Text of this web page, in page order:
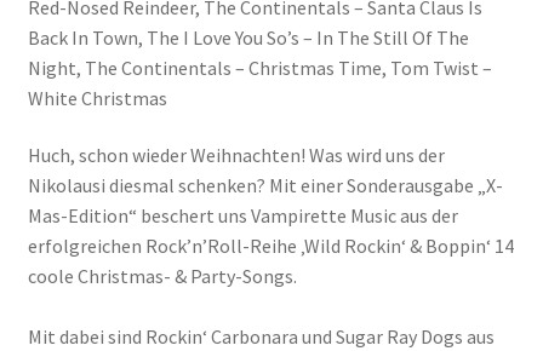
Red-Nosed Reindeer, The Continentals – Santa Claus Is
Back In Town, The I Love You So’s – In The Still Of The
Night, The Continentals – Christmas Time, Tom Twist –
White Christmas
Huch, schon wieder Weihnachten! Was wird uns der
Nikolausi diesmal schenken? Mit einer Sonderausgabe „X-
Mas-Edition“ beschert uns Vampirette Music aus der
erfolgreichen Rock’n’Roll-Reihe ‚Wild Rockin‘ & Boppin‘ 14
coole Christmas- & Party-Songs.
Mit dabei sind Rockin‘ Carbonara und Sugar Ray Dogs aus